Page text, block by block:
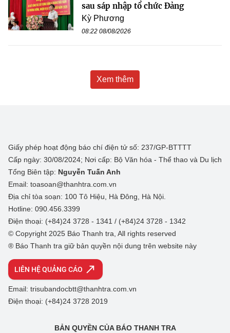
sau sáp nhập tổ chức Đảng
Kỳ Phương
08:22 08/08/2026
Xem thêm
Giấy phép hoạt động báo chí điện tử số: 237/GP-BTTTT
Cấp ngày: 30/08/2024; Nơi cấp: Bộ Văn hóa - Thể thao và Du lịch
Tổng Biên tập: Nguyễn Tuấn Anh
Email: toasoan@thanhtra.com.vn
Địa chỉ tòa soạn: 100 Tô Hiệu, Hà Đông, Hà Nội.
Hotline: 090.456.3399
Điện thoại: (+84)24 3728 - 1341 / (+84)24 3728 - 1342
© Copyright 2025 Báo Thanh tra, All rights reserved
® Báo Thanh tra giữ bản quyền nội dung trên website này
LIÊN HỆ QUẢNG CÁO
Email: trisubandocbtt@thanhtra.com.vn
Điện thoại: (+84)24 3728 2019
BẢN QUYỀN CỦA BÁO THANH TRA